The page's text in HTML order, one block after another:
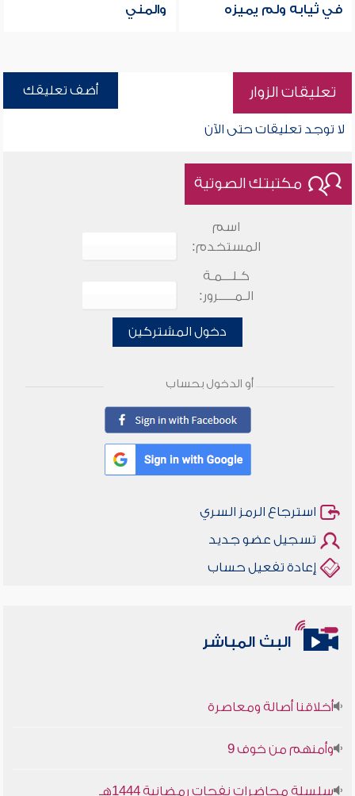
في ثيابه ولم يميزه والمني
تعليقات الزوار أضف تعليقك
لا توجد تعليقات حتى الآن
مكتبتك الصوتية
اسم
المستخدم:
كـلـــمـة
الـمـــــرور:
دخول المشتركين
أو الدخول بحساب
استرجاع الرمز السري
تسجيل عضو جديد
إعادة تفعيل حساب
البث المباشر
أخلاقنا أصالة ومعاصرة
وأمنهم من خوف 9
سلسلة محاضرات نفحات رمضانية 1444هـ